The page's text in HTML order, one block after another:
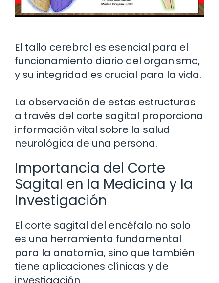
El tallo cerebral es esencial para el
funcionamiento diario del organismo,
y su integridad es crucial para la vida.
La observación de estas estructuras
a través del corte sagital proporciona
información vital sobre la salud
neurológica de una persona.
Importancia del Corte
Sagital en la Medicina y la
Investigación
El corte sagital del encéfalo no solo
es una herramienta fundamental
para la anatomía, sino que también
tiene aplicaciones clínicas y de
investigación.